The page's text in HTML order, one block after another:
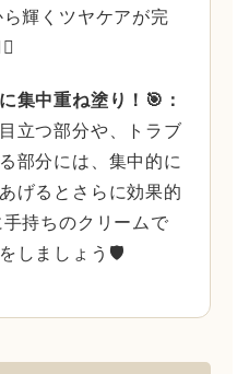
輝くツヤケアが完
集中重ね塗り！🎯：
立つ部分や、トラブ
部分には、集中的に
げるとさらに効果的
持ちのクリームで
しましょう🛡️